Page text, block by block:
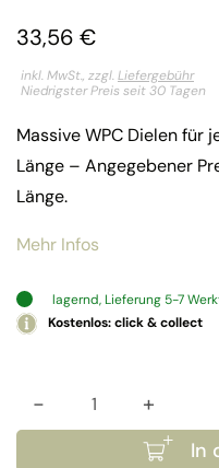
33,56 €
inkl. MwSt., zzgl.Liefergebühr
Niedrigster Preis seit 30 Tagen
Massive WPC Dielen für
Länge – Angegebener
Länge.
Mehr Infos
lagernd, Lieferung 5-7
Kostenlos: click & collect
WPC Dielen
- +
In